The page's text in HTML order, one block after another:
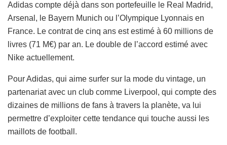
Adidas compte déjà dans son portefeuille le Real Madrid,
Arsenal, le Bayern Munich ou l’Olympique Lyonnais en
France. Le contrat de cinq ans est estimé à 60 millions de
livres (71 M€) par an. Le double de l’accord estimé avec
Nike actuellement.
Pour Adidas, qui aime surfer sur la mode du vintage, un
partenariat avec un club comme Liverpool, qui compte des
dizaines de millions de fans à travers la planète, va lui
permettre d’exploiter cette tendance qui touche aussi les
maillots de football.